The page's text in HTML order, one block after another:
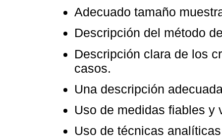
Adecuado tamaño
Descripción del método
Descripción clara de los
casos.
Una descripción
Uso de medidas fiables y
Uso de técnicas